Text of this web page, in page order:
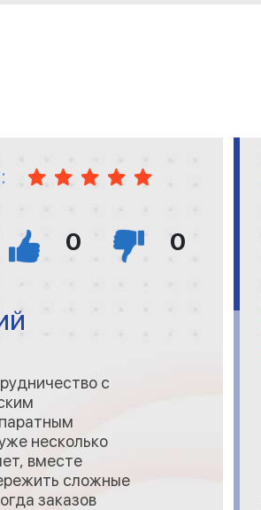
0 0
с
несколько
вместе
сложные
заказов